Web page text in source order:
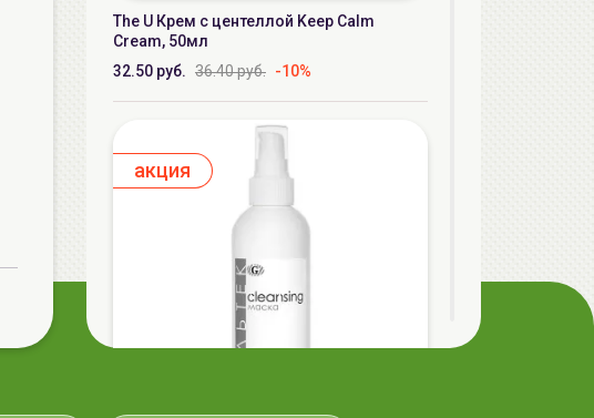
The U Крем с центеллой Keep Calm
Cream, 50мл
32.50 руб. 36.40 руб. -10%
aкция